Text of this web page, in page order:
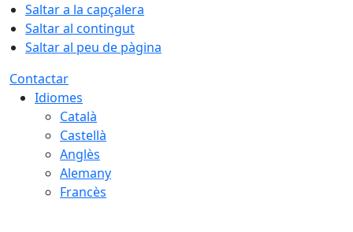
Saltar a la capçalera
Saltar al contingut
Saltar al peu de pàgina
Contactar
Idiomes
Català
Castellà
Anglès
Alemany
Francès